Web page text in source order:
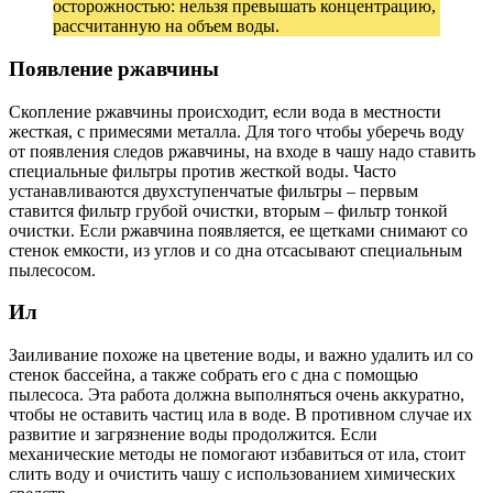
осторожностью: нельзя превышать концентрацию,
рассчитанную на объем воды.
Появление ржавчины
Скопление ржавчины происходит, если вода в местности
жесткая, с примесями металла. Для того чтобы уберечь воду
от появления следов ржавчины, на входе в чашу надо ставить
специальные фильтры против жесткой воды. Часто
устанавливаются двухступенчатые фильтры – первым
ставится фильтр грубой очистки, вторым – фильтр тонкой
очистки. Если ржавчина появляется, ее щетками снимают со
стенок емкости, из углов и со дна отсасывают специальным
пылесосом.
Ил
Заиливание похоже на цветение воды, и важно удалить ил со
стенок бассейна, а также собрать его с дна с помощью
пылесоса. Эта работа должна выполняться очень аккуратно,
чтобы не оставить частиц ила в воде. В противном случае их
развитие и загрязнение воды продолжится. Если
механические методы не помогают избавиться от ила, стоит
слить воду и очистить чашу с использованием химических